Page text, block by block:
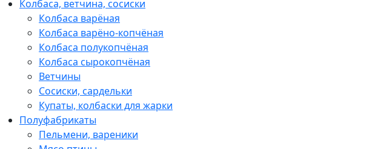
Колбаса, ветчина, сосиски
Колбаса варёная
Колбаса варёно-копчёная
Колбаса полукопчёная
Колбаса сырокопчёная
Ветчины
Сосиски, сардельки
Купаты, колбаски для жарки
Полуфабрикаты
Пельмени, вареники